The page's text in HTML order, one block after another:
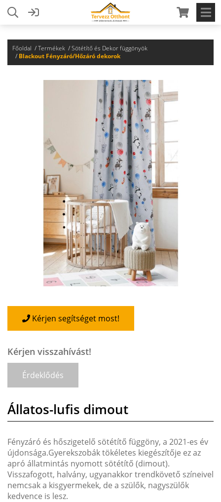
Főoldal Termékek
Sötétítő és Dekor függönyök
Blackout Fényzáró/Hőzáró dekorok
Kérjen segítséget most!
Kérjen visszahívást!
Érdeklődés
Állatos-lufis dimout
Fényzáró és hőszigetelő sötétítő függöny, a 2021-es év
újdonsága.Gyerekszobák tökéletes kiegészítője ez az
apró állatmintás nyomott sötétítő (dimout).
Visszafogott, halvány, ugyanakkor trendkövető színeivel
nemcsak a kisgyermekek, de a szülők, nagyszülők
kedvence is lesz.